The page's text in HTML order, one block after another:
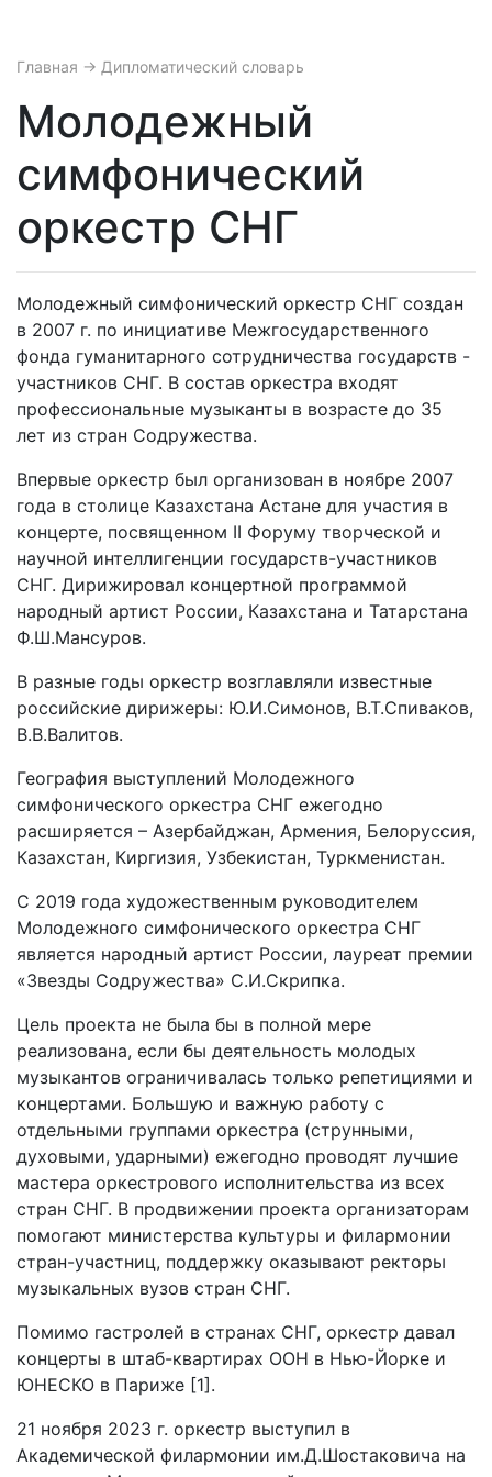
Главная → Дипломатический словарь
Молодежный
симфонический
оркестр СНГ
Молодежный симфонический оркестр СНГ создан
в 2007 г. по инициативе Межгосударственного
фонда гуманитарного сотрудничества государств -
участников СНГ. В состав оркестра входят
профессиональные музыканты в возрасте до 35
лет из стран Содружества.
Впервые оркестр был организован в ноябре 2007
года в столице Казахстана Астане для участия в
концерте, посвященном II Форуму творческой и
научной интеллигенции государств-участников
СНГ. Дирижировал концертной программой
народный артист России, Казахстана и Татарстана
Ф.Ш.Мансуров.
В разные годы оркестр возглавляли известные
российские дирижеры: Ю.И.Симонов, В.Т.Спиваков,
В.В.Валитов.
География выступлений Молодежного
симфонического оркестра СНГ ежегодно
расширяется – Азербайджан, Армения, Белоруссия,
Казахстан, Киргизия, Узбекистан, Туркменистан.
С 2019 года художественным руководителем
Молодежного симфонического оркестра СНГ
является народный артист России, лауреат премии
«Звезды Содружества» С.И.Скрипка.
Цель проекта не была бы в полной мере
реализована, если бы деятельность молодых
музыкантов ограничивалась только репетициями и
концертами. Большую и важную работу с
отдельными группами оркестра (струнными,
духовыми, ударными) ежегодно проводят лучшие
мастера оркестрового исполнительства из всех
стран СНГ. В продвижении проекта организаторам
помогают министерства культуры и филармонии
стран-участниц, поддержку оказывают ректоры
музыкальных вузов стран СНГ.
Помимо гастролей в странах СНГ, оркестр давал
концерты в штаб-квартирах ООН в Нью-Йорке и
ЮНЕСКО в Париже [1].
21 ноября 2023 г. оркестр выступил в
Академической филармонии им.Д.Шостаковича на